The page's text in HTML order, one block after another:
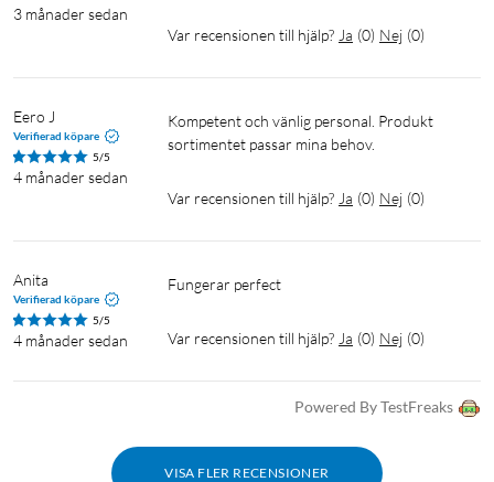
3 månader sedan
Var recensionen till hjälp? Ja (0) Nej (0)
Eero J
Verifierad köpare
5/5
4 månader sedan
Kompetent och vänlig personal. Produkt
sortimentet passar mina behov.
Var recensionen till hjälp? Ja (0) Nej (0)
Anita
Verifierad köpare
5/5
4 månader sedan
Fungerar perfect
Var recensionen till hjälp? Ja (0) Nej (0)
Powered By TestFreaks
VISA FLER RECENSIONER